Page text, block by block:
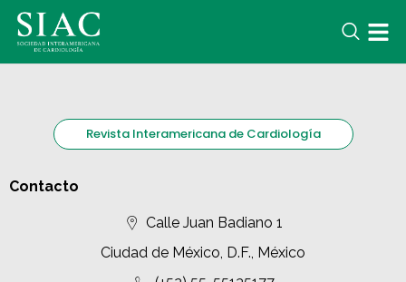
Revista Interamericana de Cardiología
Contacto
Calle Juan Badiano 1
Ciudad de México, D.F., México